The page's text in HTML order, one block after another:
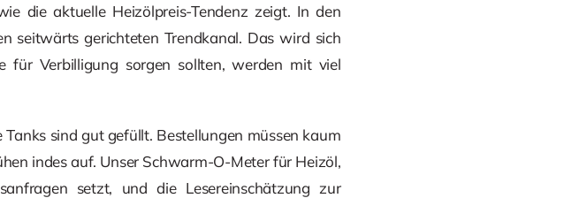
die aktuelle Heizölpreis-Tendenz zeigt. In den
seitwärts gerichteten Trendkanal. Das wird sich
für Verbilligung sorgen sollten, werden mit viel
sind gut gefüllt. Bestellungen müssen kaum
indes auf. Unser Schwarm-O-Meter für Heizöl,
setzt, und die Lesereinschätzung zur